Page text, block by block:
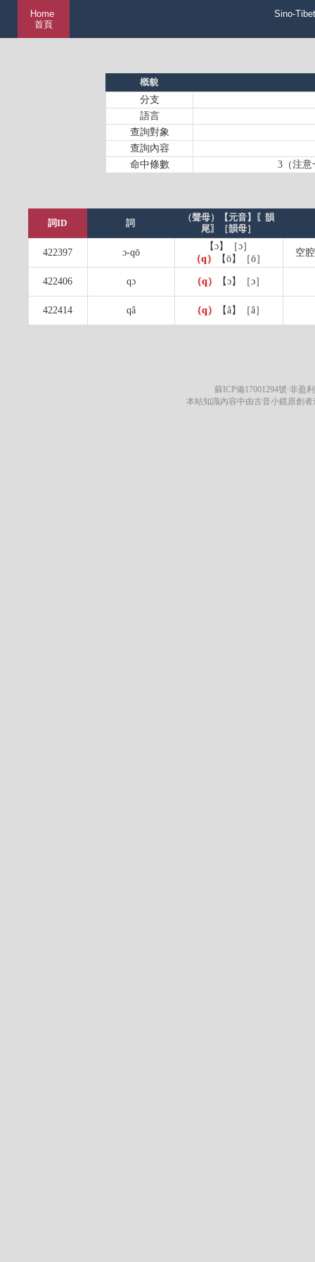
Home
首頁
Sino-
概貌
分支
語言
查詢對象
查詢內容
命中條數
3（注意
詞ID 詞
（聲母）【元音】〖韻
尾〗［韻母］
422397 ɔ-qō
【ɔ】［ɔ］
（q）
【ō】［ō］
空
422406 qɔ （q） 【ɔ】［ɔ］
422414 qâ （q） 【â】［â］
蘇ICP備17001294號·非盈
本站知識內容中由古音小鏡原創